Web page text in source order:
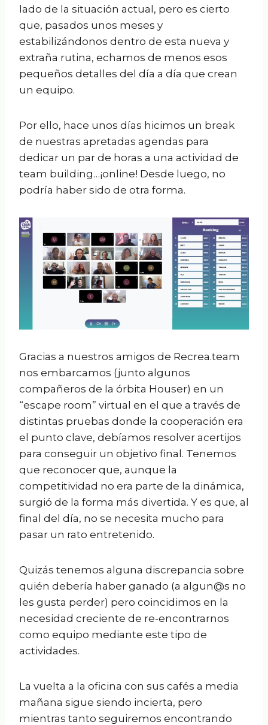
lado de la situación actual, pero es cierto
que, pasados unos meses y
estabilizándonos dentro de esta nueva y
extraña rutina, echamos de menos esos
pequeños detalles del día a día que crean
un equipo.
Por ello, hace unos días hicimos un break
de nuestras apretadas agendas para
dedicar un par de horas a una actividad de
team building…¡online! Desde luego, no
podría haber sido de otra forma.
Gracias a nuestros amigos de Recrea.team
nos embarcamos (junto algunos
compañeros de la órbita Houser) en un
“escape room” virtual en el que a través de
distintas pruebas donde la cooperación era
el punto clave, debíamos resolver acertijos
para conseguir un objetivo final. Tenemos
que reconocer que, aunque la
competitividad no era parte de la dinámica,
surgió de la forma más divertida. Y es que, al
final del día, no se necesita mucho para
pasar un rato entretenido.
Quizás tenemos alguna discrepancia sobre
quién debería haber ganado (a algun@s no
les gusta perder) pero coincidimos en la
necesidad creciente de re-encontrarnos
como equipo mediante este tipo de
actividades.
La vuelta a la oficina con sus cafés a media
mañana sigue siendo incierta, pero
mientras tanto seguiremos encontrando